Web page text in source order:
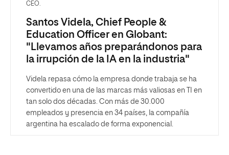
CEO.
Santos Videla, Chief People &
Education Officer en Globant:
"Llevamos años preparándonos para
la irrupción de la IA en la industria"
Videla repasa cómo la empresa donde trabaja se ha
convertido en una de las marcas más valiosas en TI en
tan solo dos décadas. Con más de 30.000
empleados y presencia en 34 países, la compañía
argentina ha escalado de forma exponencial.